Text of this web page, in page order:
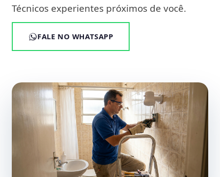
Técnicos experientes próximos de você.
FALE NO WHATSAPP